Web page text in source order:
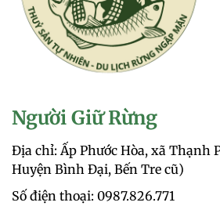
Người Giữ Rừng
Địa chỉ: Ấp Phước Hòa, xã Thạnh
Huyện Bình Đại, Bến Tre cũ)
Số điện thoại: 0987.826.771‬